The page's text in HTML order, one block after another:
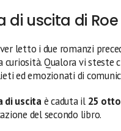
di uscita di
letto i due romanzi
curiosità. Qualora vi steste
ed emozionati di
di uscitaè caduta il 25
del secondo libro.